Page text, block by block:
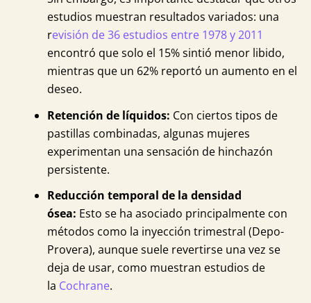
estudios muestran resultados variados: una
revisión de 36 estudios entre 1978 y 2011
encontró que solo el 15% sintió menor libido,
mientras que un 62% reportó un aumento en el
deseo.
Retención de líquidos: Con ciertos tipos de
pastillas combinadas, algunas mujeres
experimentan una sensación de hinchazón
persistente.
Reducción temporal de la densidad
ósea: Esto se ha asociado principalmente con
métodos como la inyección trimestral (Depo-
Provera), aunque suele revertirse una vez se
deja de usar, como muestran estudios de
la Cochrane.